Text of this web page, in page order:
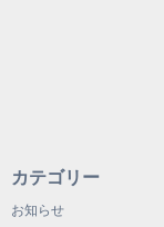
カテゴリー
お知らせ